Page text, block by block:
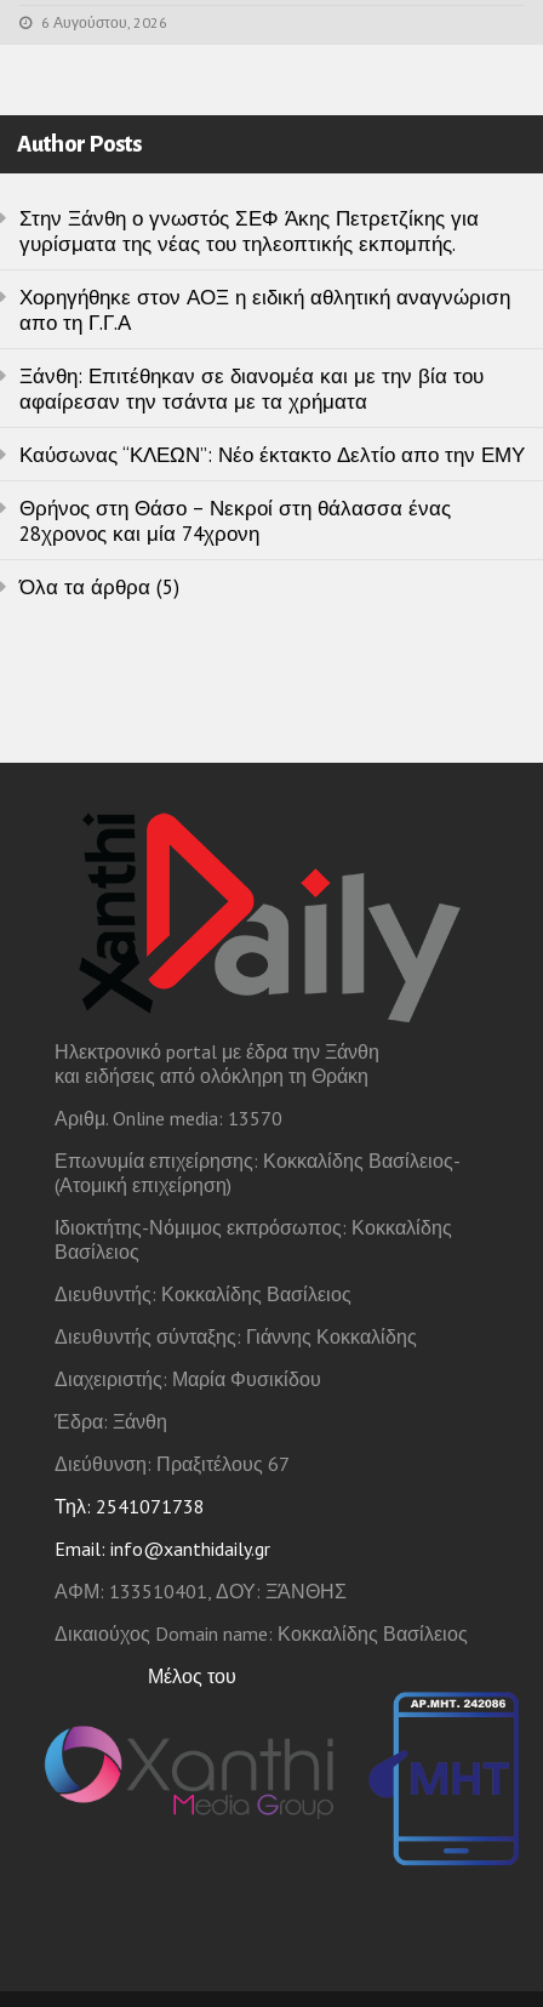
6 Αυγούστου, 2026
Author Posts
Στην Ξάνθη ο γνωστός ΣΕΦ Άκης Πετρετζίκης για
γυρίσματα της νέας του τηλεοπτικής εκπομπής.
Χορηγήθηκε στον ΑΟΞ η ειδική αθλητική αναγνώριση
απο τη Γ.Γ.Α
Ξάνθη: Επιτέθηκαν σε διανομέα και με την βία του
αφαίρεσαν την τσάντα με τα χρήματα
Καύσωνας “ΚΛΕΩΝ”: Νέο έκτακτο Δελτίο απο την ΕΜΥ
Θρήνος στη Θάσο – Νεκροί στη θάλασσα ένας
28χρονος και μία 74χρονη
Όλα τα άρθρα (5)
Ηλεκτρονικό portal με έδρα την Ξάνθη
και ειδήσεις από ολόκληρη τη Θράκη
Αριθμ. Online media: 13570
Επωνυμία επιχείρησης: Κοκκαλίδης Βασίλειος-
(Ατομική επιχείρηση)
Ιδιοκτήτης-Νόμιμος εκπρόσωπος: Κοκκαλίδης
Βασίλειος
Διευθυντής: Κοκκαλίδης Βασίλειος
Διευθυντής σύνταξης: Γιάννης Κοκκαλίδης
Διαχειριστής: Μαρία Φυσικίδου
Έδρα: Ξάνθη
Διεύθυνση: Πραξιτέλους 67
Τηλ: 2541071738
Email: info@xanthidaily.gr
ΑΦΜ: 133510401, ΔΟΥ: ΞΆΝΘΗΣ
Δικαιούχος Domain name: Κοκκαλίδης Βασίλειος
Μέλος του